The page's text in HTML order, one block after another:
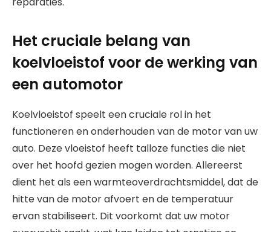
Het cruciale belang van
koelvloeistof voor de werking van
een automotor
Koelvloeistof speelt een cruciale rol in het
functioneren en onderhouden van de motor van uw
auto. Deze vloeistof heeft talloze functies die niet
over het hoofd gezien mogen worden. Allereerst
dient het als een warmteoverdrachtsmiddel, dat de
hitte van de motor afvoert en de temperatuur
ervan stabiliseert. Dit voorkomt dat uw motor